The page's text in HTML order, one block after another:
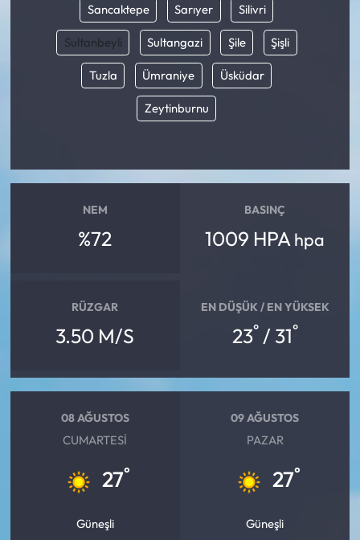
Sancaktepe Sarıyer Silivri
Sultanbeyli Sultangazi Şile Şişli
Tuzla Ümraniye Üsküdar
Zeytinburnu
NEM
%72
BASINÇ
1009 HPA hpa
RÜZGAR
3.50 M/S
EN DÜŞÜK / EN YÜKSEK
23°/ 31°
08 AĞUSTOS
CUMARTESI
27°
Güneşli
09 AĞUSTOS
PAZAR
27°
Güneşli